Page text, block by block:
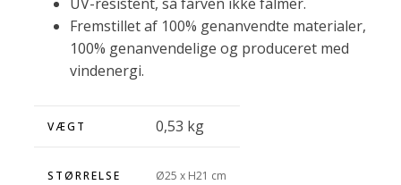
Fremstillet af 100% genanvendte materialer,
100% genanvendelige og produceret med
vindenergi.
VÆGT 0,53 kg
STØRRELSE Ø25 x H21 cm